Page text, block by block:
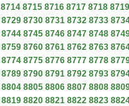
8714 8715 8716 8717 8718 8719
8729 8730 8731 8732 8733
8744 8745 8746 8747 8748
8759 8760 8761 8762 8763
8774 8775 8776 8777 8778
8789 8790 8791 8792 8793
8804 8805 8806 8807 8808
8819 8820 8821 8822 8823